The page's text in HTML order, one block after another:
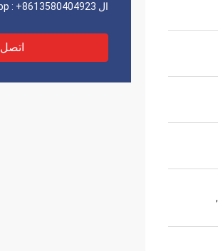
ال WhatsApp : +8613580404923
اتصل
,